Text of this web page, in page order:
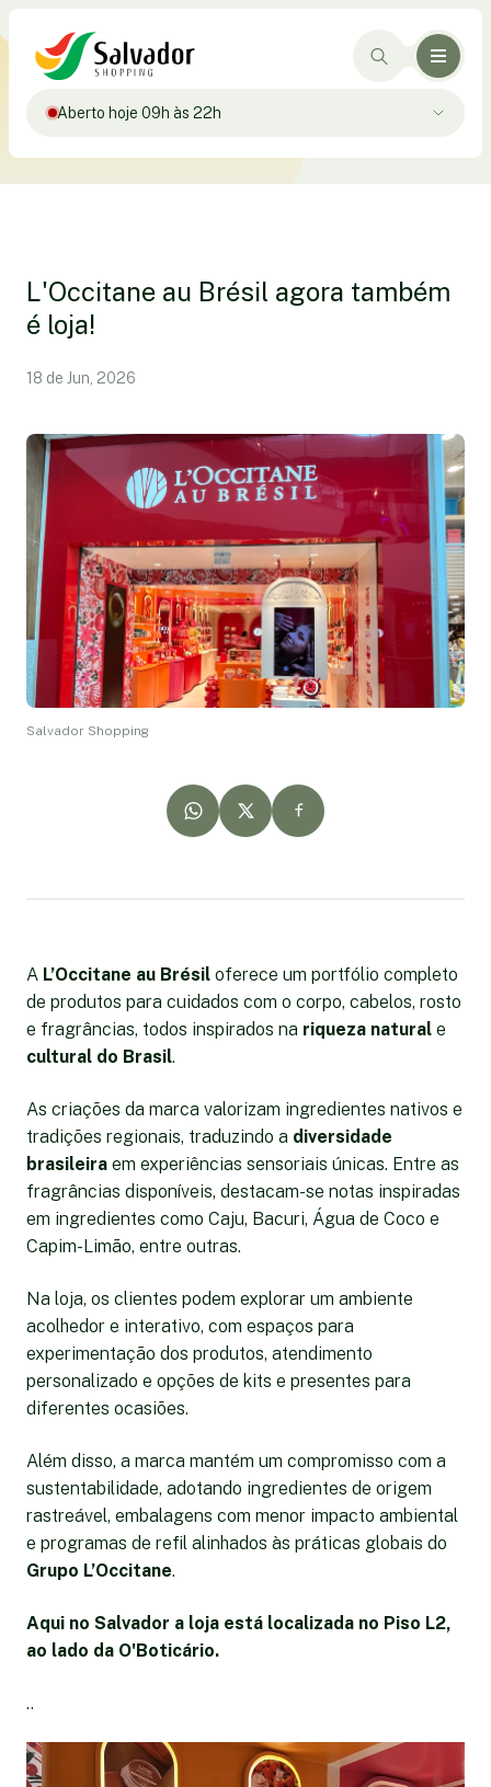
Aberto hoje 09h às 22h
L'Occitane au Brésil agora também
é loja!
18 de Jun, 2026
Salvador Shopping
A L’Occitane au Brésil oferece um portfólio completo
de produtos para cuidados com o corpo, cabelos, rosto
e fragrâncias, todos inspirados na riqueza natural e
cultural do Brasil.
As criações da marca valorizam ingredientes nativos e
tradições regionais, traduzindo a diversidade
brasileira em experiências sensoriais únicas. Entre as
fragrâncias disponíveis, destacam-se notas inspiradas
em ingredientes como Caju, Bacuri, Água de Coco e
Capim-Limão, entre outras.
Na loja, os clientes podem explorar um ambiente
acolhedor e interativo, com espaços para
experimentação dos produtos, atendimento
personalizado e opções de kits e presentes para
diferentes ocasiões.
Além disso, a marca mantém um compromisso com a
sustentabilidade, adotando ingredientes de origem
rastreável, embalagens com menor impacto ambiental
e programas de refil alinhados às práticas globais do
Grupo L’Occitane.
Aqui no Salvador a loja está localizada no Piso L2,
ao lado da O'Boticário.
..